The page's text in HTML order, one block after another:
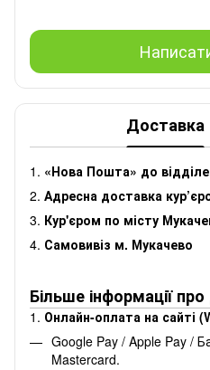
Доставка
1. «Нова Пошта» до
2. Адресна доставка
3. Кур'єром по місту
4. Самовивіз м. Мукачево
Більше інформації
1. Онлайн-оплата на сайті
Google Pay / Apple Pay /
Mastercard.